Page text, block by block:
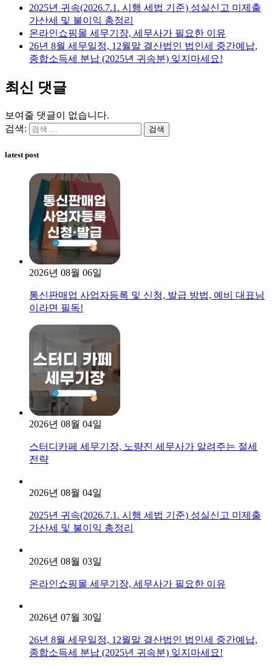
2025년 귀속(2026.7.1. 시행 세법 기준) 성실신고 미제출
가산세 및 불이익 총정리
온라인쇼핑몰 세무기장, 세무사가 필요한 이유
26년 8월 세무일정, 12월말 결산법인 법인세 중간예납,
종합소득세 분납 (2025년 귀속분) 잊지마세요!
최신 댓글
보여줄 댓글이 없습니다.
검색:
latest post
2026년 08월 06일
통신판매업 사업자등록 및 신청, 발급 방법, 예비 대표님
이라면 필독!
2026년 08월 04일
스터디카페 세무기장, 노량진 세무사가 알려주는 절세
전략
2026년 08월 04일
2025년 귀속(2026.7.1. 시행 세법 기준) 성실신고 미제출
가산세 및 불이익 총정리
2026년 08월 03일
온라인쇼핑몰 세무기장, 세무사가 필요한 이유
2026년 07월 30일
26년 8월 세무일정, 12월말 결산법인 법인세 중간예납,
종합소득세 분납 (2025년 귀속분) 잊지마세요!